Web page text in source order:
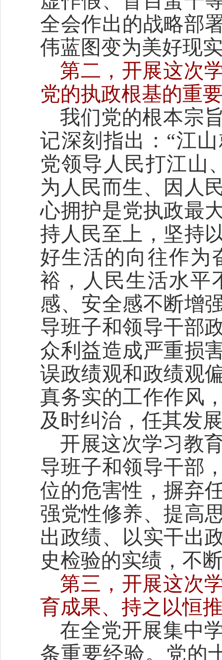
全会作出的战略部
伟蓝图变为美好现
第二，开展这次
党的执政根基的重
我们党的根本宗
记深刻指出：“江
党领导人民打江山
为人民而生、因人
心拥护是党执政最
持人民至上，坚持
好生活的向往作为
裕，人民生活水平
感、安全感不断增
导班子和领导干部
众利益造成严重损
误政绩观和政绩观
真务实的工作作风
及时纠治，任其发
开展这次学习教
导班子和领导干部
位的危害性，摒弃
强党性修养、提高
出政绩、以实干出
史检验的实绩，不
第三，开展这次
育成果、持之以恒
在全党开展集中
条重要经验。党的